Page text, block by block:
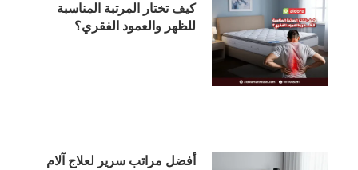
كيف تختار المرتبة المناسبة
للظهر والعمود الفقري؟
أفضل مراتب سرير لعلاج آلام